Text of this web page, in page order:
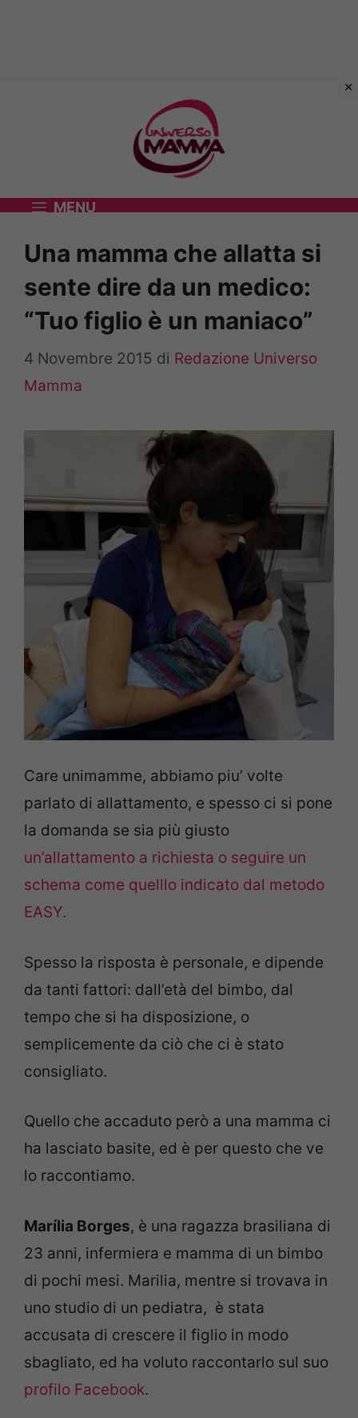
MENU
Una mamma che allatta si
sente dire da un medico:
“Tuo figlio è un maniaco”
4 Novembre 2015 di Redazione Universo
Mamma
Care unimamme, abbiamo piu’ volte
parlato di allattamento, e spesso ci si pone
la domanda se sia più giusto
un’allattamento a richiesta o seguire un
schema come quelllo indicato dal metodo
EASY.
Spesso la risposta è personale, e dipende
da tanti fattori: dall’età del bimbo, dal
tempo che si ha disposizione, o
semplicemente da ciò che ci è stato
consigliato.
Quello che accaduto però a una mamma ci
ha lasciato basite, ed è per questo che ve
lo raccontiamo.
Marília Borges, è una ragazza brasiliana di
23 anni, infermiera e mamma di un bimbo
di pochi mesi. Marilia, mentre si trovava in
uno studio di un pediatra, è stata
accusata di crescere il figlio in modo
sbagliato, ed ha voluto raccontarlo sul suo
profilo Facebook.